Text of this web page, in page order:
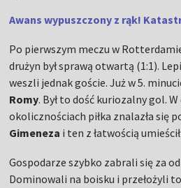
Awans wypuszczony z rąk!
Po pierwszym meczu w
drużyn był sprawą otwartą (1:1).
weszli jednak goście. Już w 5.
Romy. Był to dość kuriozalny gol.
okolicznościach piłka znalazła się
Gimeneza i ten z łatwością
Gospodarze szybko zabrali się za
Dominowali na boisku i przełożyli